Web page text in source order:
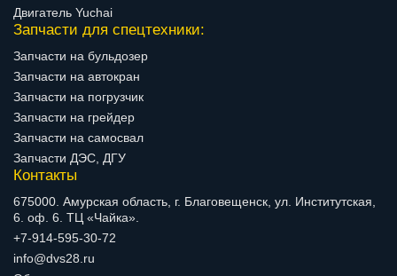
Двигатель Yuchai
Запчасти для спецтехники:
Запчасти на бульдозер
Запчасти на автокран
Запчасти на погрузчик
Запчасти на грейдер
Запчасти на самосвал
Запчасти ДЭС, ДГУ
Контакты
675000. Амурская область, г. Благовещенск, ул. Институтская,
6. оф. 6. ТЦ «Чайка».
+7-914-595-30-72
info@dvs28.ru